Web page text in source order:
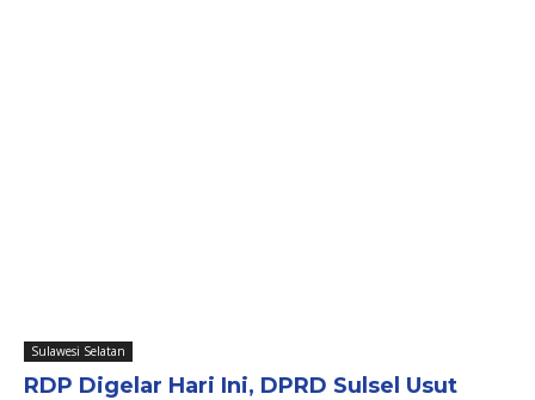
Sulawesi Selatan
RDP Digelar Hari Ini, DPRD Sulsel Usut